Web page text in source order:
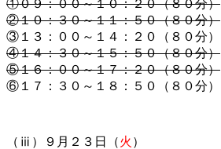
①０９：００～１０：２０（８０分）
②１０：３０～１１：５０（８０分）
③１３：００～１４：２０（８０分）
④１４：３０～１５：５０（８０分）
⑤１６：００～１７：２０（８０分）
⑥１７：３０～１８：５０（８０分）
（ⅲ）９月２３日（火 ）